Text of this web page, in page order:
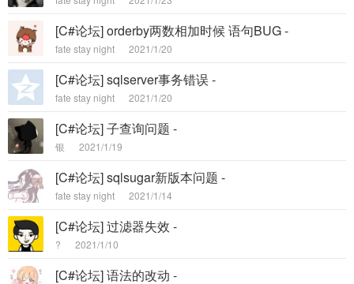
[C#论坛] orderby两数相加时候 语句BUG -
fate stay night 2021/1/20
[C#论坛] sqlserver事务错误 -
fate stay night 2021/1/20
[C#论坛] 子查询问题 -
银 2021/1/19
[C#论坛] sqlsugar新版本问题 -
fate stay night 2021/1/14
[C#论坛] 过滤器失效 -
? 2021/1/10
[C#论坛] 语法的改动 -